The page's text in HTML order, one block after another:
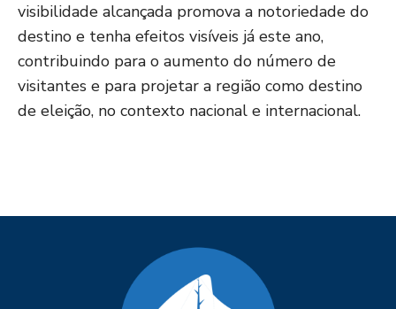
visibilidade alcançada promova a notoriedade do
destino e tenha efeitos visíveis já este ano,
contribuindo para o aumento do número de
visitantes e para projetar a região como destino
de eleição, no contexto nacional e internacional.